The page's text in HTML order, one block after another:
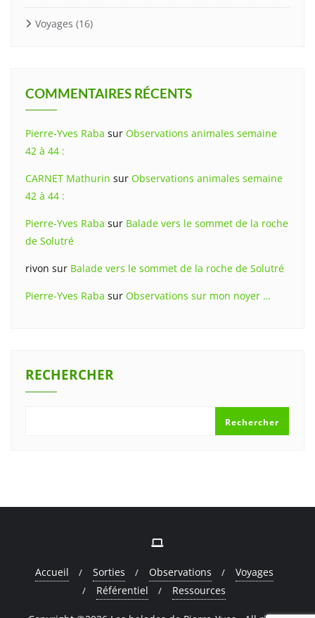
Voyages (16)
COMMENTAIRES RÉCENTS
Pierre-Yves Raba sur Observations animales semaine
42 à 44 :
CARNET Mathurin sur Observations animales semaine
42 à 44 :
Pierre-Yves Raba sur Balade vers le sommet de la roche
de Solutré
rivon sur Balade vers le sommet de la roche de Solutré
Pierre-Yves Raba sur Observations sur mon noyer …
RECHERCHER
Rechercher
Accueil Sorties Observations
Voyages
Référentiel
Ressources